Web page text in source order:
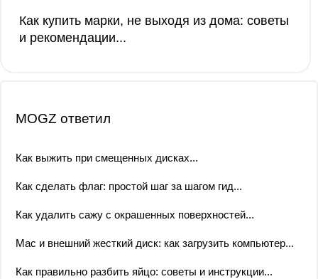
Как купить марки, не выходя из дома: советы
и рекомендации...
MOGZ ответил
Как выжить при смещенных дисках...
Как сделать флаг: простой шаг за шагом гид...
Как удалить сажу с окрашенных поверхностей...
Mac и внешний жесткий диск: как загрузить компьютер...
Как правильно разбить яйцо: советы и инструкции...